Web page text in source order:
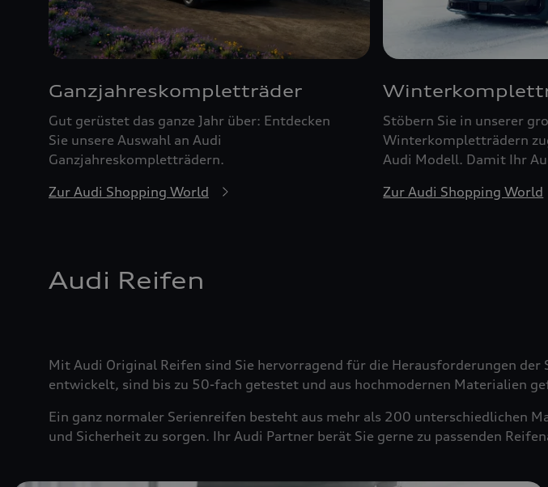
Ganzjahreskomplett­räder
Gut gerüstet das ganze Jahr über: Entdecken
Sie unsere Auswahl an Audi
Ganzjahreskompletträdern.
Zur Audi Shopping World
Stöbern Sie in unserer
Winterkompletträdern
Audi Modell. Damit Ihr
Zur Audi Shopping World
Audi Reifen
Mit Audi Original Reifen sind Sie hervorragend für die Herausforderungen
entwickelt, sind bis zu 50-fach getestet und aus hochmodernen Materialien
Ein ganz normaler Serienreifen besteht aus mehr als 200 unterschiedlichen
und Sicherheit zu sorgen. Ihr Audi Partner berät Sie gerne zu passenden